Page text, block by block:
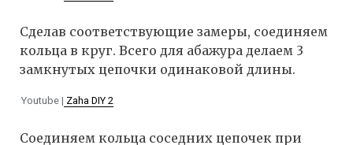
Сделав соответствующие замеры, соединяем
кольца в круг. Всего для абажура делаем 3
замкнутых цепочки одинаковой длины.
Youtube | Zaha DIY 2
Соединяем кольца соседних цепочек при